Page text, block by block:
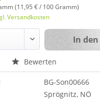
(11,95 € / 100 Gramm)
Versandkosten
In den
Bewerten
BG-Son00666
Sprögnitz, NÖ